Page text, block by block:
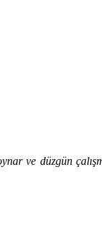
ve düzgün